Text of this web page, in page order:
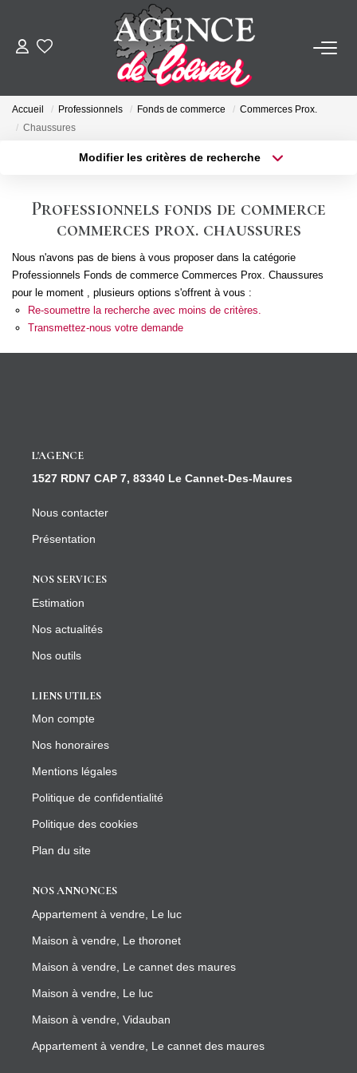
ACHETER
FAIRE GÉRER
SYNDIC
NOTRE AGENCE
Accueil Professionnels Fonds de commerce
Commerces Prox.
Chaussures
Modifier les critères de recherche
Type de bien
Budget max Plus de critères
Professionnels fonds de commerce
commerces prox. chaussures
Nous n'avons pas de biens à vous proposer dans la catégorie
Professionnels Fonds de commerce Commerces Prox. Chaussures
pour le moment , plusieurs options s'offrent à vous :
Re-soumettre la recherche avec moins de critères.
Transmettez-nous votre demande
L'AGENCE
1527 RDN7 CAP 7, 83340 Le Cannet-Des-Maures
Nous contacter
Présentation
NOS SERVICES
Estimation
Nos actualités
Nos outils
LIENS UTILES
Mon compte
Nos honoraires
Mentions légales
Politique de confidentialité
Politique des cookies
Plan du site
NOS ANNONCES
Appartement à vendre, Le luc
Maison à vendre, Le thoronet
Maison à vendre, Le cannet des maures
Maison à vendre, Le luc
Maison à vendre, Vidauban
Appartement à vendre, Le cannet des maures